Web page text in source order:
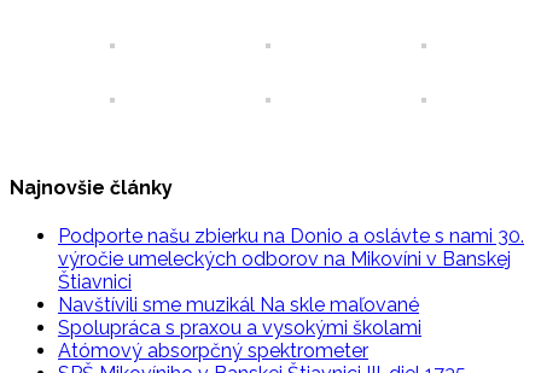
Najnovšie články
Podporte našu zbierku na Donio a oslávte s nami 30.
výročie umeleckých odborov na Mikovíni v Banskej
Štiavnici
Navštívili sme muzikál Na skle maľované
Spolupráca s praxou a vysokými školami
Atómový absorpčný spektrometer